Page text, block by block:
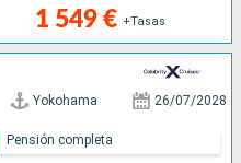
1 549 € +Tasas
Yokohama 26/07/2028
Pensión completa